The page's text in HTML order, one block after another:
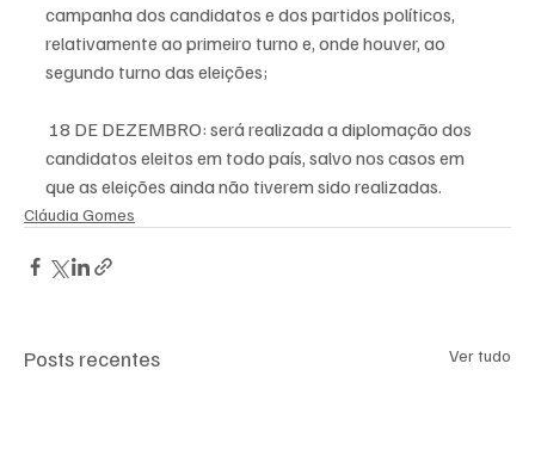
campanha dos candidatos e dos partidos políticos,
relativamente ao primeiro turno e, onde houver, ao
segundo turno das eleições;
candidatos eleitos em todo país, salvo nos casos em
que as eleições ainda não tiverem sido realizadas.
Cláudia Gomes
Posts recentes Ver tudo